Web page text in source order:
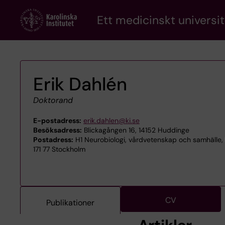
content
Ett medicinskt
Erik Dahlén
Doktorand
E-postadress: erik.dahlen@ki.se
Besöksadress: Blickagången 16, 14152 Huddinge
Postadress: H1 Neurobiologi, vårdvetenskap och
171 77 Stockholm
Publikationer CV